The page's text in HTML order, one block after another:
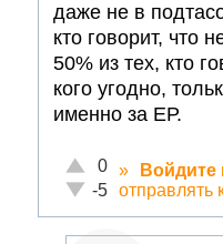
даже не в
кто говорит, что
50% из тех, кто
кого угодно,
именно за ЕР.
Отлично!
0
Неадекватно!
-5
» Войдите
отправлять